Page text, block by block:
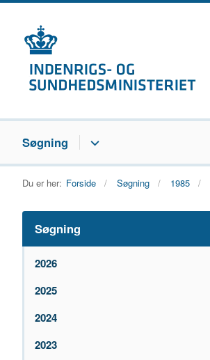
Søgning
Du er her: Forside Søgning 1985
Søgning
2026
2025
2024
2023